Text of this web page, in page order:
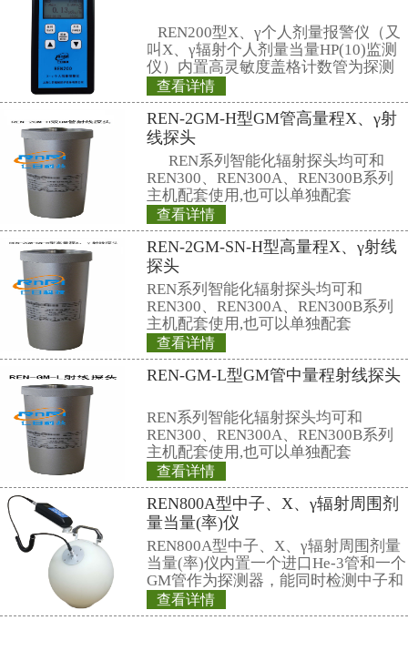
4类源：
不大可能有危险。这类源非常
人造成永久性损伤。然而，如果
可靠保护，可能（尽管不大可能）
量的无屏蔽放射性材料或接触它或
周的人员造成临时性性损伤。
如果由于火灾或爆炸而散开的这
性材料，不可能对人员造成永久性
5类源：
没有危险。这类源不会对任何人
伤。
如果由于火灾或爆炸而散开的这
性材料，不可能对人员造成永久性
相关产品
REN800型中子周
REN800型中子周